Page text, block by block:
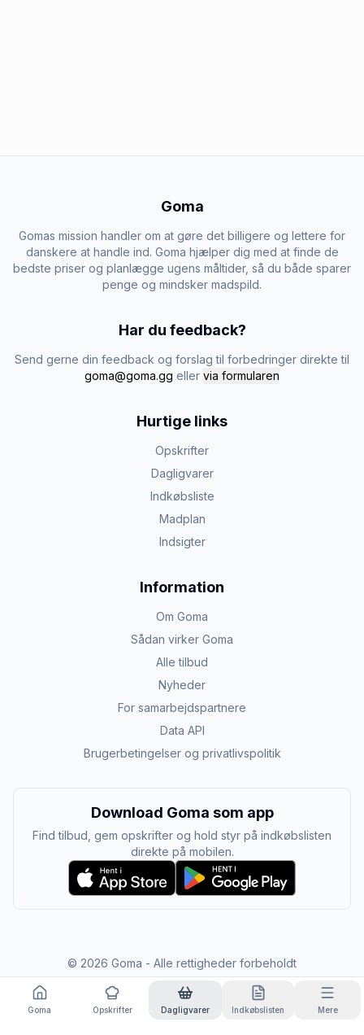
Goma
Gomas mission handler om at gøre det billigere og lettere for
danskere at handle ind. Goma hjælper dig med at finde de
bedste priser og planlægge ugens måltider, så du både sparer
penge og mindsker madspild.
Har du feedback?
Send gerne din feedback og forslag til forbedringer direkte til
goma@goma.gg eller via formularen
Hurtige links
Opskrifter
Dagligvarer
Indkøbsliste
Madplan
Indsigter
Information
Om Goma
Sådan virker Goma
Alle tilbud
Nyheder
For samarbejdspartnere
Data API
Brugerbetingelser og privatlivspolitik
Download Goma som app
Find tilbud, gem opskrifter og hold styr på indkøbslisten
direkte på mobilen.
© 2026 Goma - Alle rettigheder forbeholdt
Goma Opskrifter Dagligvarer Indkøbslisten Mere